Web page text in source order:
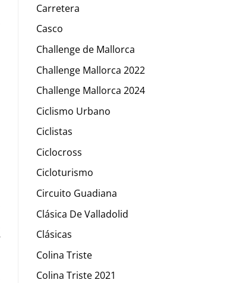
Carretera
Casco
Challenge de Mallorca
Challenge Mallorca 2022
Challenge Mallorca 2024
Ciclismo Urbano
Ciclistas
Ciclocross
Cicloturismo
Circuito Guadiana
Clásica De Valladolid
Clásicas
Colina Triste
Colina Triste 2021